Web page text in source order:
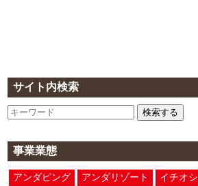
サイト内検索
検索する
事業業態
アンダピング アンダリゾート イチオシ